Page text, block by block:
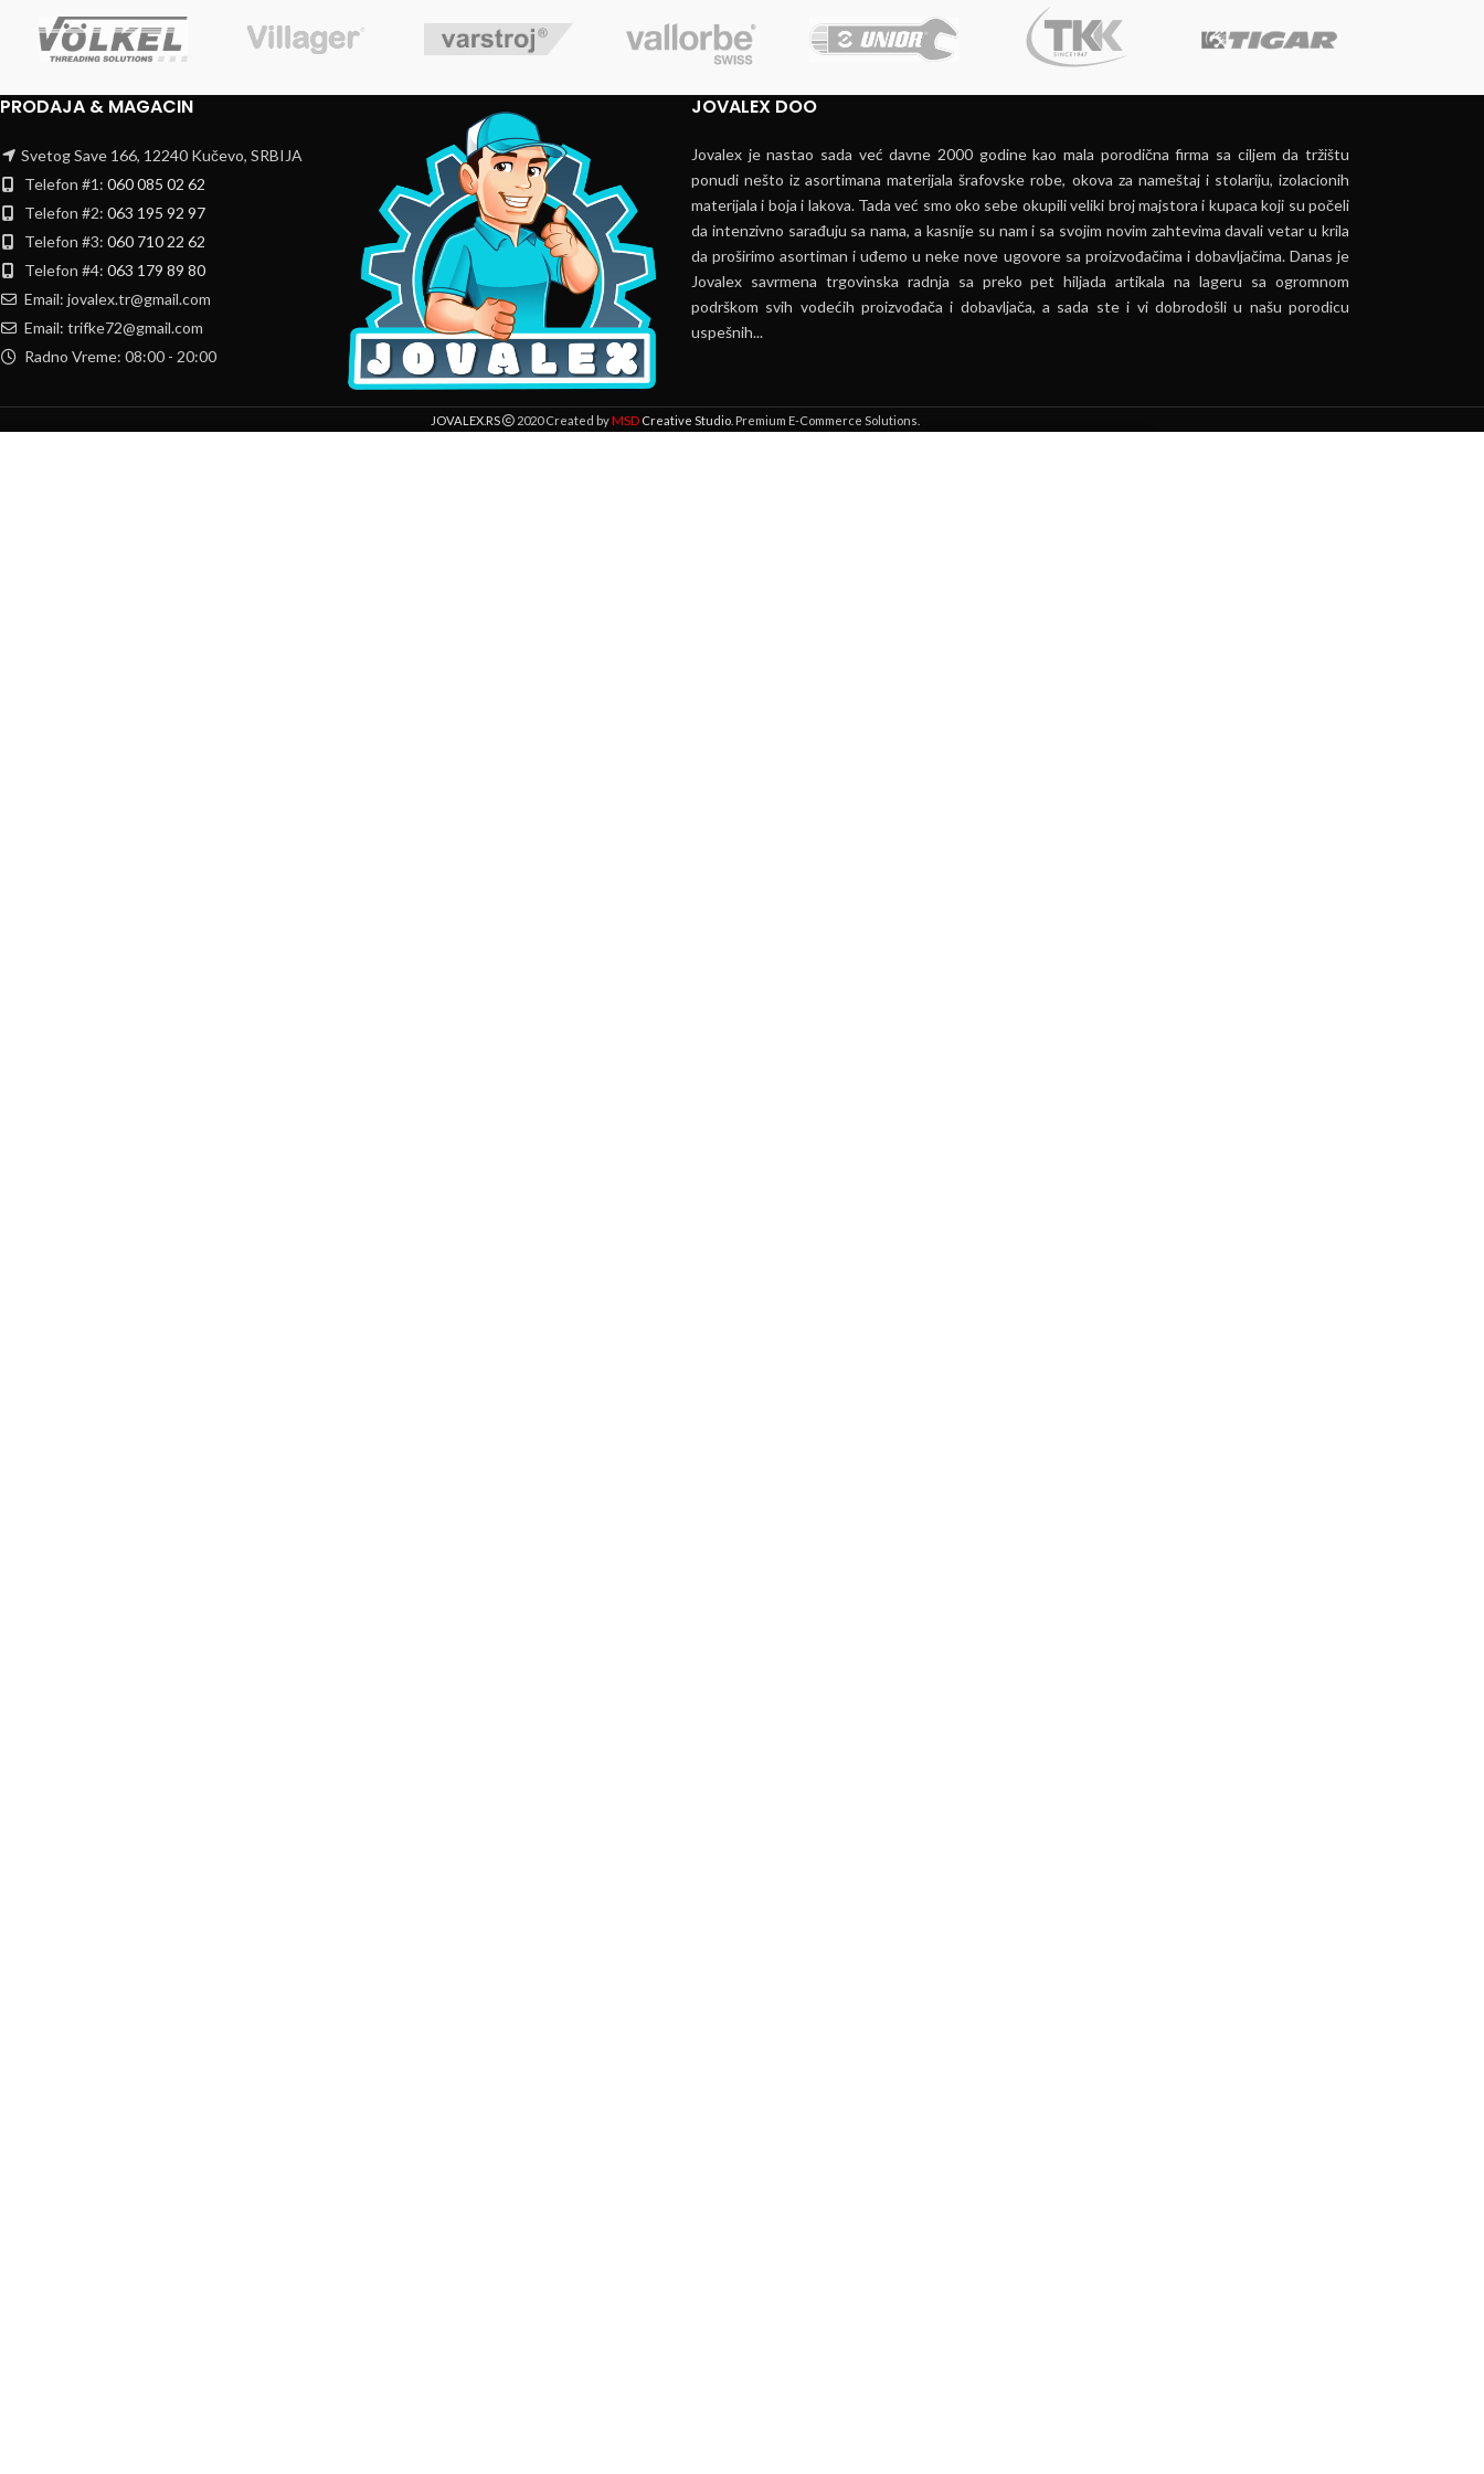
PRODAJA & MAGACIN
Svetog Save 166, 12240 Kučevo, SRBIJA
Telefon #1: 060 085 02 62
Telefon #2: 063 195 92 97
Telefon #3: 060 710 22 62
Telefon #4: 063 179 89 80
Email: jovalex.tr@gmail.com
Email: trifke72@gmail.com
Radno Vreme: 08:00 - 20:00
JOVALEX DOO
Jovalex je nastao sada već davne 2000 godine kao mala porodična firma sa ciljem da tržištu
ponudi nešto iz asortimana materijala šrafovske robe, okova za nameštaj i stolariju, izolacionih
materijala i boja i lakova. Tada već smo oko sebe okupili veliki broj majstora i kupaca koji su počeli
da intenzivno sarađuju sa nama, a kasnije su nam i sa svojim novim zahtevima davali vetar u krila
da proširimo asortiman i uđemo u neke nove ugovore sa proizvođačima i dobavljačima. Danas je
Jovalex savrmena trgovinska radnja sa preko pet hiljada artikala na lageru sa ogromnom
podrškom svih vodećih proizvođača i dobavljača, a sada ste i vi dobrodošli u našu porodicu
uspešnih...
JOVALEX.RS 2020 Created byMSDCreative Studio. Premium E-Commerce Solutions.